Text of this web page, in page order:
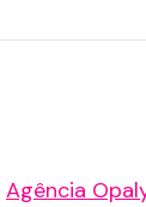
Agência